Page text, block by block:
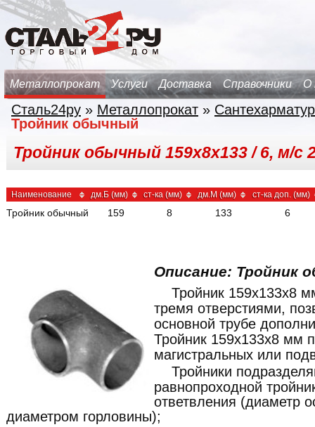
Металлопрокат Услуги Доставка Справочники О
Сталь24ру » Металлопрокат »
Тройник обычный
Тройник обычный 159х8х133 / 6, м/с
Наименование дм.Б (мм) ст-ка (мм) дм.М (мм) ст-ка доп. (мм)
Тройник обычный 159 8 133 6
Описание: Тройник
Тройник 159x133x8
тремя отверстиями,
основной трубе
Тройник 159x133x8 мм
магистральных или
Тройники
равнопроходной
ответвления (диаметр
диаметром горловины);